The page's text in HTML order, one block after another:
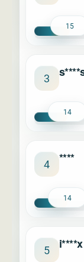
15
3
14
4 ****
14
5 i****x